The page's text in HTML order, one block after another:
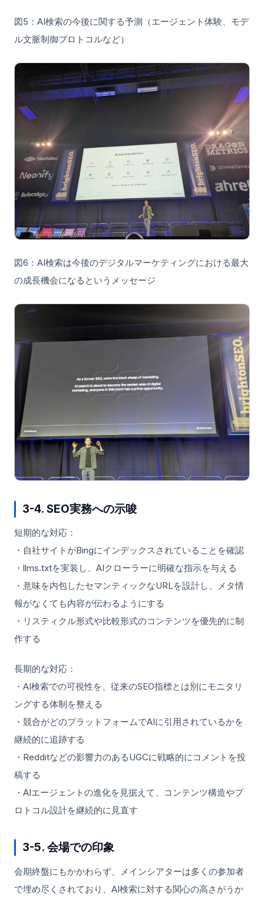
図5：AI検索の今後に関する予測（エージェント体験、モデ
ル文脈制御プロトコルなど）
図6：AI検索は今後のデジタルマーケティングにおける最大
の成長機会になるというメッセージ
3-4. SEO実務への示唆
短期的な対応：
・自社サイトがBingにインデックスされていることを確認
・llms.txtを実装し、AIクローラーに明確な指示を与える
・意味を内包したセマンティックなURLを設計し、メタ情
報がなくても内容が伝わるようにする
・リスティクル形式や比較形式のコンテンツを優先的に制
作する
長期的な対応：
・AI検索での可視性を、従来のSEO指標とは別にモニタリ
ングする体制を整える
・競合がどのプラットフォームでAIに引用されているかを
継続的に追跡する
・Redditなどの影響力のあるUGCに戦略的にコメントを投
稿する
・AIエージェントの進化を見据えて、コンテンツ構造やプ
ロトコル設計を継続的に見直す
3-5. 会場での印象
会期終盤にもかかわらず、メインシアターは多くの参加者
で埋め尽くされており、AI検索に対する関心の高さがうか